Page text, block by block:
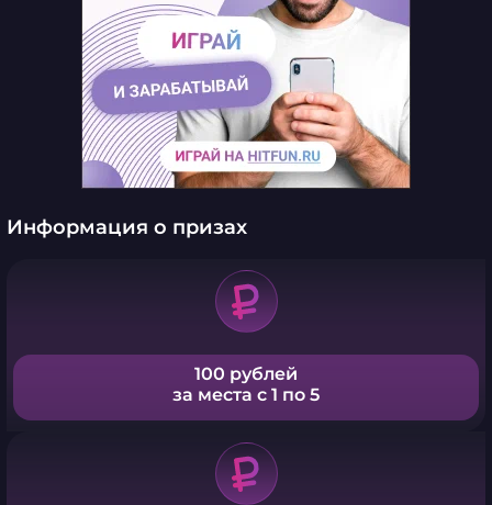
Информация о призах
100 рублей
за места с 1 по 5